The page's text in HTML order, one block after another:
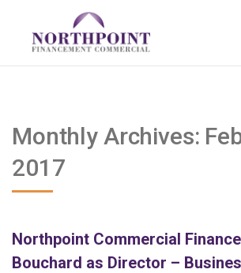
Monthly Archives:
2017
Northpoint Commercial
Bouchard as Director –